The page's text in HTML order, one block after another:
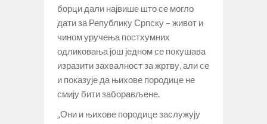
борци дали највише што се могло
дати за Републику Српску – живот и
чином уручења постхумних
одликовања још једном се покушава
изразити захвалност за жртву, али се
и показује да њихове породице не
смију бити заборављене.
„Они и њихове породице заслужују